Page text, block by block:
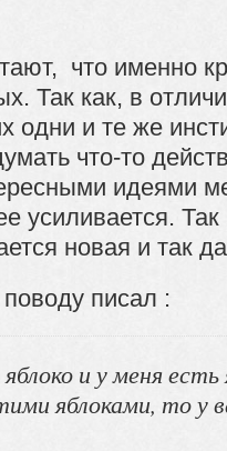
что именно
Так как, в
одни и те же
что-то
идеями
усиливается.
новая и так
писал :
и у меня
яблоками, то у